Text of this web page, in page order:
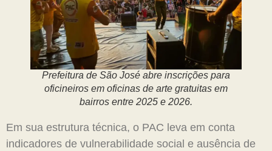
Prefeitura de São José abre inscrições para
oficineiros em oficinas de arte gratuitas em
bairros entre 2025 e 2026.
Em sua estrutura técnica, o PAC leva em conta
indicadores de vulnerabilidade social e ausência de